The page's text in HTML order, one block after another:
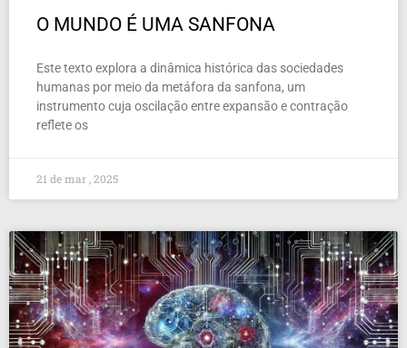
O MUNDO É UMA SANFONA
Este texto explora a dinâmica histórica das sociedades
humanas por meio da metáfora da sanfona, um
instrumento cuja oscilação entre expansão e contração
reflete os
21 de mar , 2025